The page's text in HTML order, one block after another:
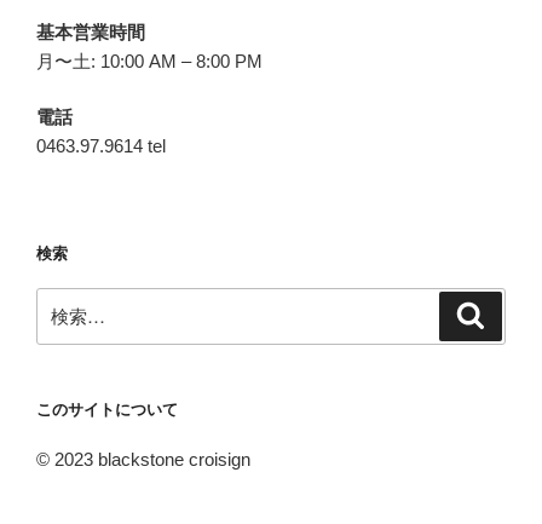
基本営業時間
月〜土: 10:00 AM – 8:00 PM
電話
0463.97.9614 tel
検索
索:
このサイトについて
© 2023 blackstone croisign